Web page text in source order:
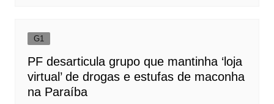
G1
PF desarticula grupo que mantinha ‘loja
virtual’ de drogas e estufas de maconha
na Paraíba